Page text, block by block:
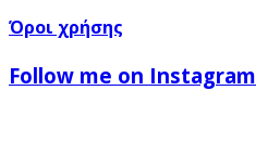
Όροι χρήσης
Follow me on Instagram